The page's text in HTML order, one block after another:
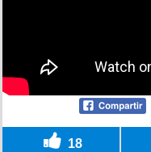
18